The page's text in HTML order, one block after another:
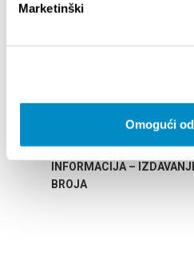
Marketinški
Omogući
STUPA NA SNAGU
INFORMACIJA –
BROJA